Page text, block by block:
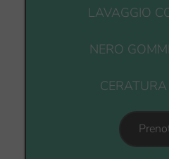
LAVAGGIO
NERO
CERATURA